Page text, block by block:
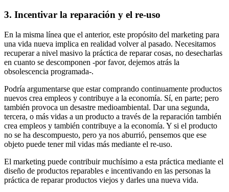
3. Incentivar la reparación y el re-uso
En la misma línea que el anterior, este propósito del marketing para
una vida nueva implica en realidad volver al pasado. Necesitamos
recuperar a nivel masivo la práctica de reparar cosas, no desecharlas
en cuanto se descomponen -por favor, dejemos atrás la
obsolescencia programada-.
Podría argumentarse que estar comprando continuamente productos
nuevos crea empleos y contribuye a la economía. Sí, en parte; pero
también provoca un desastre medioambiental. Dar una segunda,
tercera, o más vidas a un producto a través de la reparación también
crea empleos y también contribuye a la economía. Y si el producto
no se ha descompuesto, pero ya nos aburrió, pensemos que ese
objeto puede tener mil vidas más mediante el re-uso.
El marketing puede contribuir muchísimo a esta práctica mediante el
diseño de productos reparables e incentivando en las personas la
práctica de reparar productos viejos y darles una nueva vida.